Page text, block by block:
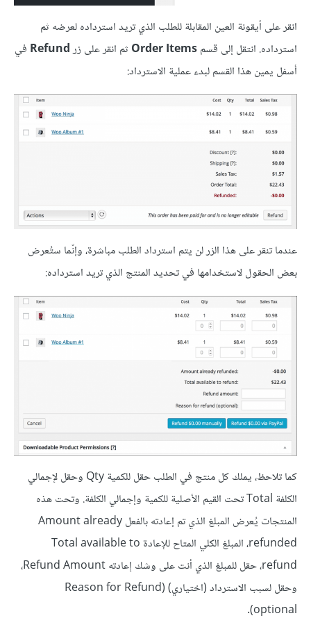
انقر على أيقونة العين المقابلة للطلب الذي تريد استرداده لعرضه ثم
استرداده. انتقل إلى قسم
ثم انقر على زرRefund في
أسفل يمين هذا القسم لبدء عملية الاسترداد:
عندما تنقر على هذا الزر لن يتم استرداد الطلب مباشرة، وإنّما ستُعرض
بعض الحقول لاستخدامها في تحديد المنتج الذي تريد استرداده:
كما تلاحظ، يملك كل منتج في الطلب حقل للكمية Qty وحقل لإجمالي
الكلفة Total تحت القيم الأصلية للكمية وإجمالي الكلفة. وتحت هذه
المنتجات يُعرض المبلغ الذي تم إعادته بالفعل Amount already
refunded، المبلغ الكلي المتاح للإعادة Total available to
refund، حقل للمبلغ الذي أنت على وشك إعادته Refund Amount،
وحقل لسبب الاسترداد (اختياري) (Reason for Refund
(optional.